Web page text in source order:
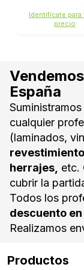
Identifícate para
precio
España
cualquier
(laminados,
herrajes, etc.
cubrir la
Todos los
descuento
Realizamos
Productos